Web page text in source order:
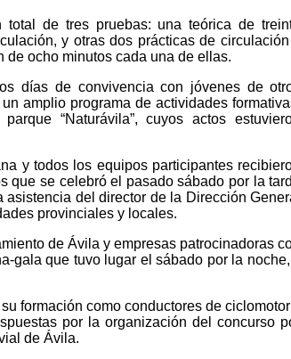
total de tres pruebas: una teórica de
y otras dos prácticas de
de ocho minutos cada una de ellas.
días de convivencia con jóvenes de
amplio programa de actividades
“Naturávila”, cuyos actos
y todos los equipos participantes
que se celebró el pasado sábado por la
del director de la Dirección
provinciales y locales.
de Ávila y empresas patrocinadoras
gala que tuvo lugar el sábado por la
formación como conductores de
por la organización del concurso
de Ávila.